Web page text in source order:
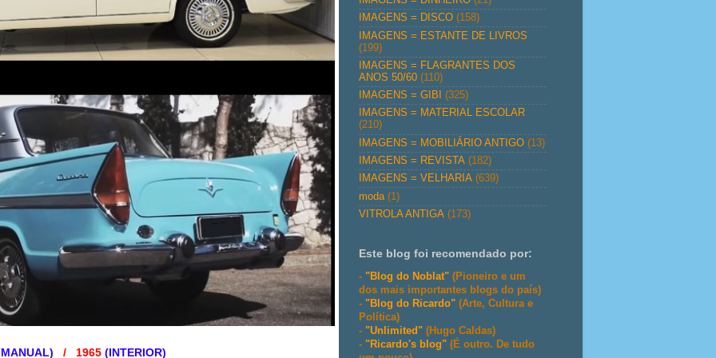
/ 1965 (INTERIOR)
IMAGENS = DISCO (158)
IMAGENS = ESTANTE DE LIVROS
(199)
IMAGENS = FLAGRANTES DOS
ANOS 50/60 (110)
IMAGENS = GIBI
(325)
IMAGENS = MATERIAL ESCOLAR
(210)
IMAGENS = MOBILIÁRIO ANTIGO (13)
IMAGENS = REVISTA (182)
IMAGENS = VELHARIA (639)
moda (1)
VITROLA ANTIGA (173)
Este blog foi recomendado por:
- "Blog do Noblat" (Pioneiro e um
dos mais importantes blogs do país)
- "Blog do Ricardo" (Arte, Cultura e
Política)
- "Unlimited" (Hugo Caldas)
- "Ricardo's blog" (É outro. De tudo